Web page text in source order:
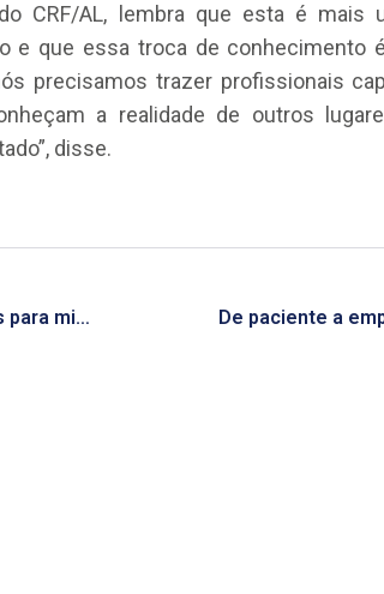
CRF/AL, lembra que esta é mais
e que essa troca de conhecimento
precisamos trazer profissionais
a realidade de outros
disse.
CRF/AL abre mais 20 vagas para minicurso que acontece neste sábado, 09